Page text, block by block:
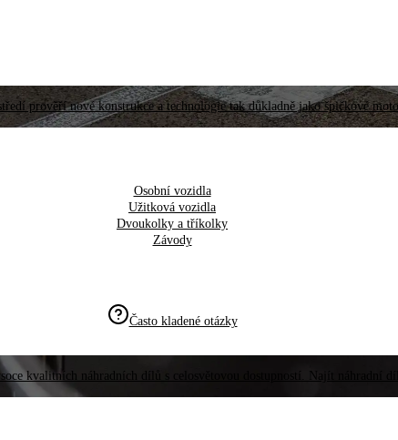
prověří nové konstrukce a technologie tak důkladně jako špičkové
Osobní vozidla
Užitková vozidla
Dvoukolky a tříkolky
Závody
Často kladené otázky
kvalitních náhradních dílů s celosvětovou dostupností. Najít náhradní